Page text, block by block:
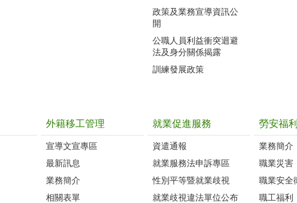
政策及業務宣導資訊公
開
公職人員利益衝突迴避
法及身分關係揭露
訓練發展政策
外籍移工管理
宣導文宣專區
最新訊息
業務簡介
相關表單
就業促進服務
資遣通報
就業服務法申訴專區
性別平等暨就業歧視
就業歧視違法單位公布
勞安福利
業務簡介
職業災害
職業安全
職工福利